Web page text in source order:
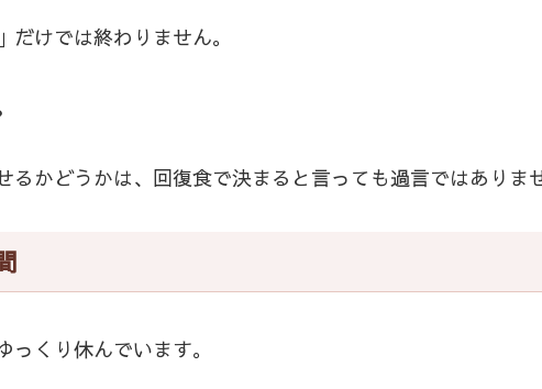
けでは終わりません。
るかどうかは、回復食で決まると言っても過言ではありま
くり休んでいます。